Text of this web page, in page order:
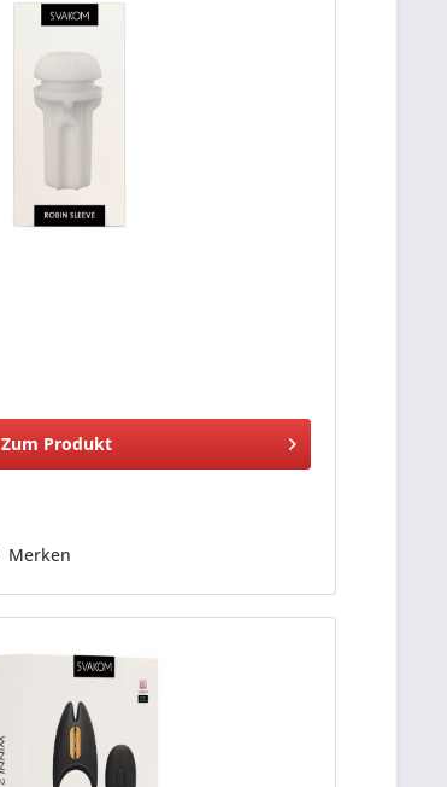
Zum Produkt
Merken